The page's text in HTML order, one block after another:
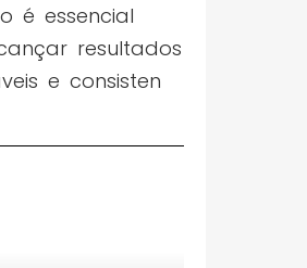
é essencial
resultados
e consisten